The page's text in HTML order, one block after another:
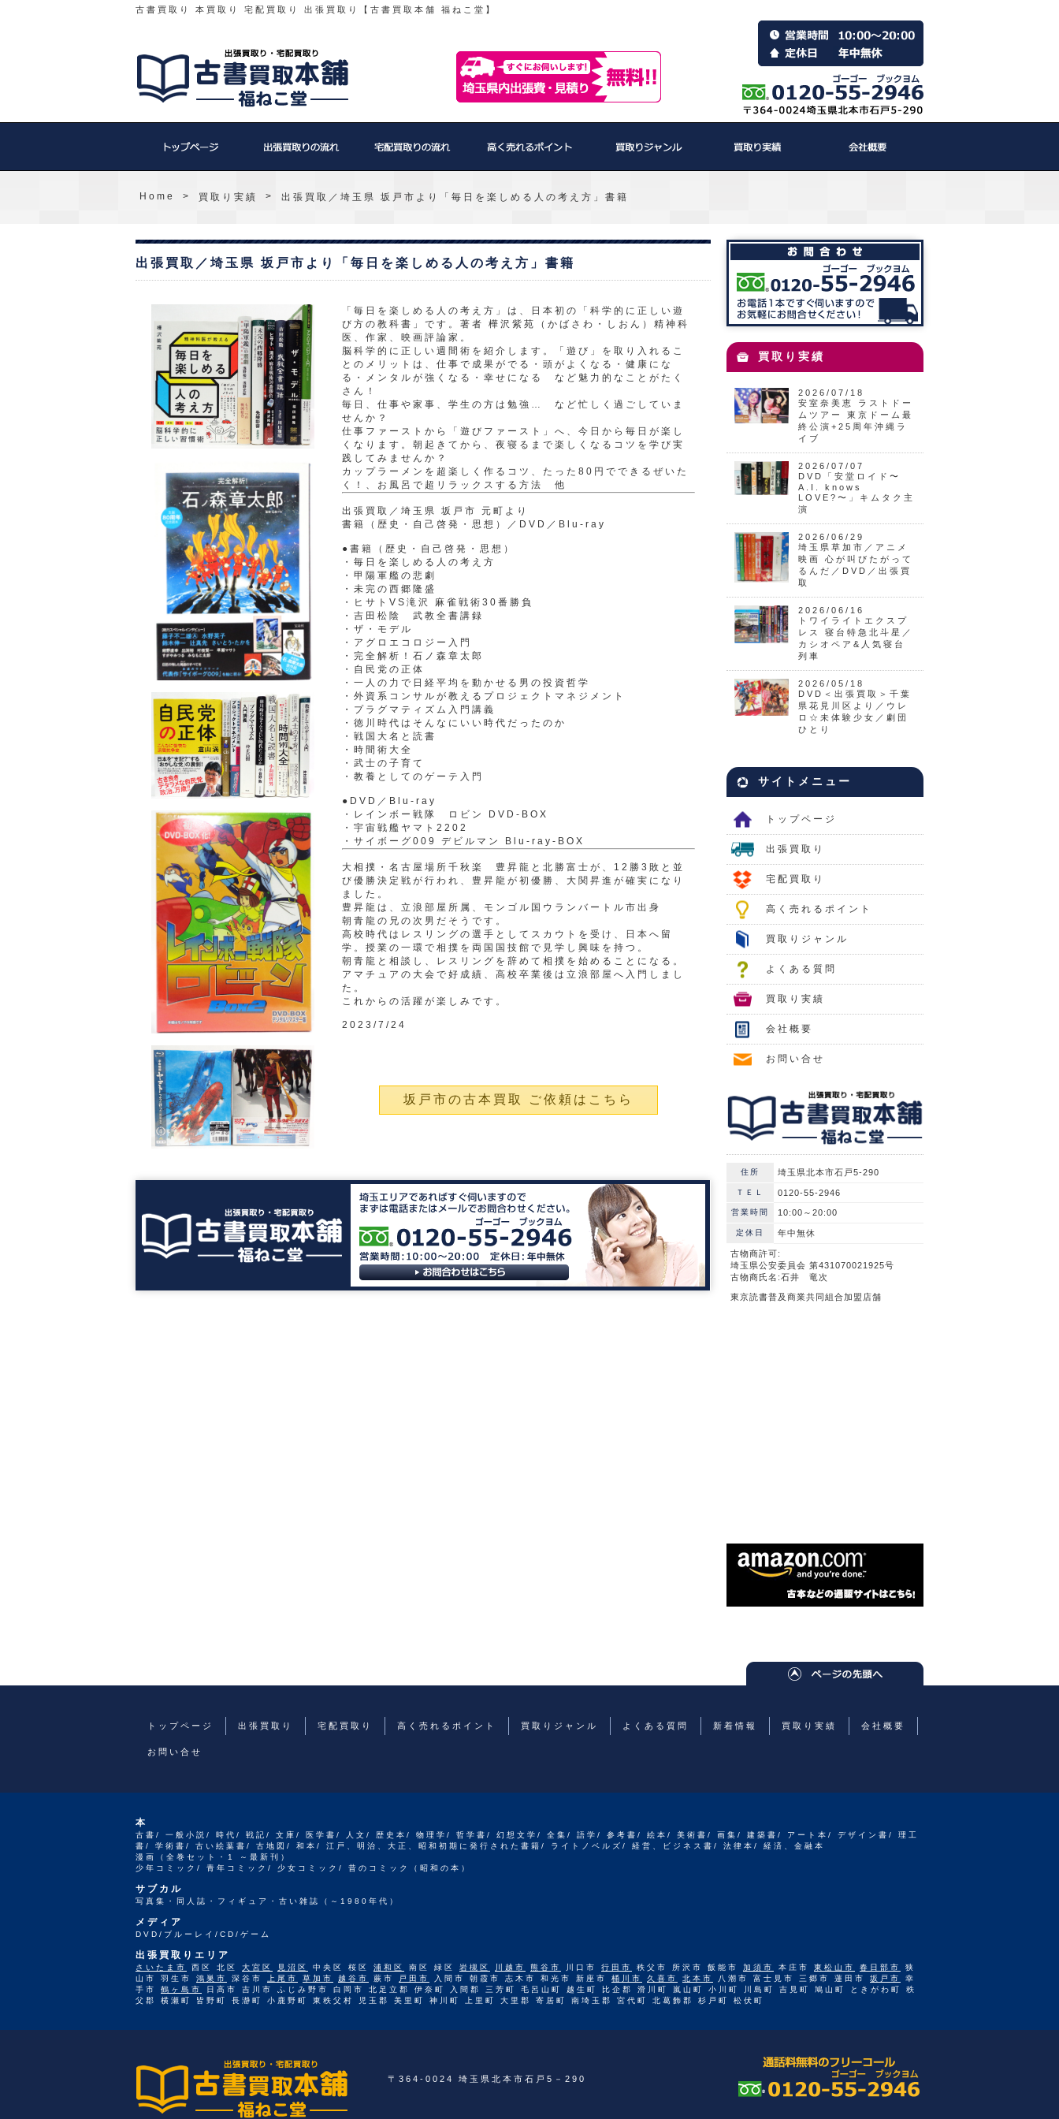
古書買取り 本買取り 宅配買取り 出張買取り【古書買取本舗 福ねこ堂】
Home > 買取り実績 > 出張買取／埼玉県 坂戸市より「毎日を楽しめる人の考え方」書籍
出張買取／埼玉県 坂戸市より「毎日を楽しめる人の考え方」書籍
「毎日を楽しめる人の考え方」は、日本初の「科学的に正しい遊
び方の教科書」です。著者 樺沢紫苑（かばさわ・しおん）精神科
医、作家、映画評論家。
脳科学的に正しい週間術を紹介します。「遊び」を取り入れるこ
とのメリットは、仕事で成果がでる・頭がよくなる・健康にな
る・メンタルが強くなる・幸せになる など魅力的なことがたく
さん！
毎日、仕事や家事、学生の方は勉強… など忙しく過ごしていま
せんか？
仕事ファーストから「遊びファースト」へ、今日から毎日が楽し
くなります。朝起きてから、夜寝るまで楽しくなるコツを学び実
践してみませんか？
カップラーメンを超楽しく作るコツ、たった80円でできるぜいた
く！、お風呂で超リラックスする方法 他
出張買取／埼玉県 坂戸市 元町より
書籍（歴史・自己啓発・思想）／DVD／Blu-ray
●書籍（歴史・自己啓発・思想）
・毎日を楽しめる人の考え方
・甲陽軍艦の悲劇
・未完の西郷隆盛
・ヒサトVS滝沢 麻雀戦術30番勝負
・吉田松陰 武教全書講録
・ザ・モデル
・アグロエコロジー入門
・完全解析！石ノ森章太郎
・自民党の正体
・一人の力で日経平均を動かせる男の投資哲学
・外資系コンサルが教えるプロジェクトマネジメント
・プラグマティズム入門講義
・徳川時代はそんなにいい時代だったのか
・戦国大名と読書
・時間術大全
・武士の子育て
・教養としてのゲーテ入門
●DVD／Blu-ray
・レインボー戦隊 ロビン DVD-BOX
・宇宙戦艦ヤマト2202
・サイボーグ009 デビルマン Blu-ray-BOX
大相撲・名古屋場所千秋楽 豊昇龍と北勝富士が、12勝3敗と並
び優勝決定戦が行われ、豊昇龍が初優勝、大関昇進が確実になり
ました。
豊昇龍は、立浪部屋所属、モンゴル国ウランバートル市出身
朝青龍の兄の次男だそうです。
高校時代はレスリングの選手としてスカウトを受け、日本へ留
学。授業の一環で相撲を両国国技館で見学し興味を持つ。
朝青龍と相談し、レスリングを辞めて相撲を始めることになる。
アマチュアの大会で好成績、高校卒業後は立浪部屋へ入門しまし
た。
これからの活躍が楽しみです。
2023/7/24
坂戸市の古本買取 ご依頼はこちら
買取り実績
2026/07/18
安室奈美恵 ラストドー
ムツアー 東京ドーム最
終公演+25周年沖縄ラ
イブ
2026/07/07
DVD「安堂ロイド〜
A.I. knows
LOVE?〜」キムタク主
演
2026/06/29
埼玉県草加市／アニメ
映画 心が叫びたがって
るんだ／DVD／出張買
取
2026/06/16
トワイライトエクスプ
レス 寝台特急北斗星／
カシオペア&人気寝台
列車
2026/05/18
DVD＜出張買取＞千葉
県花見川区より／ウレ
ロ☆未体験少女／劇団
ひとり
サイトメニュー
トップページ
出張買取り
宅配買取り
高く売れるポイント
買取りジャンル
よくある質問
買取り実績
会社概要
お問い合せ
住所 埼玉県北本市石戸5-290
ＴＥＬ 0120-55-2946
営業時間 10:00～20:00
定休日 年中無休
古物商許可:
埼玉県公安委員会 第431070021925号
古物商氏名:石井 竜次
東京読書普及商業共同組合加盟店舗
トップページ 出張買取り 宅配買取り 高く売れるポイント 買取りジャンル よくある質問 新着情報 買取り実績 会社概要
お問い合せ
本
古書/ 一般小説/ 時代/ 戦記/ 文庫/ 医学書/ 人文/ 歴史本/ 物理学/ 哲学書/ 幻想文学/ 全集/ 語学/ 参考書/ 絵本/ 美術書/ 画集/ 建築書/ アート本/ デザイン書/ 理工
書/ 学術書/ 古い絵葉書/ 古地図/ 和本/ 江戸、明治、大正、昭和初期に発行された書籍/ ライトノベルズ/ 経営、ビジネス書/ 法律本/ 経済、金融本
漫画（全巻セット・1 ～最新刊）
少年コミック/ 青年コミック/ 少女コミック/ 昔のコミック（昭和の本）
サブカル
写真集・同人誌・フィギュア・古い雑誌（～1980年代）
メディア
DVD/ブルーレイ/CD/ゲーム
出張買取りエリア
さいたま市 西区 北区 大宮区 見沼区 中央区 桜区 浦和区 南区 緑区 岩槻区 川越市 熊谷市 川口市 行田市 秩父市 所沢市 飯能市 加須市 本庄市 東松山市 春日部市
狭
山市 羽生市 鴻巣市 深谷市 上尾市 草加市 越谷市 蕨市 戸田市 入間市 朝霞市 志木市 和光市 新座市 桶川市 久喜市 北本市 八潮市 富士見市 三郷市 蓮田市 坂戸市
幸
手市 鶴ヶ島市
日高市 吉川市 ふじみ野市 白岡市 北足立郡 伊奈町 入間郡 三芳町 毛呂山町 越生町 比企郡 滑川町 嵐山町 小川町 川島町 吉見町 鳩山町 ときがわ町 秩
父郡 横瀬町 皆野町 長瀞町 小鹿野町 東秩父村 児玉郡 美里町 神川町 上里町 大里郡 寄居町 南埼玉郡 宮代町 北葛飾郡 杉戸町 松伏町
〒364-0024 埼玉県北本市石戸5－290